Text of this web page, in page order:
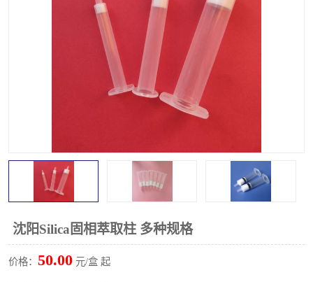
沈阳Silica固相萃取柱 多种规格
价格： 50.00 元/盒 起
过滤器/滤膜
SPE配件
96孔板